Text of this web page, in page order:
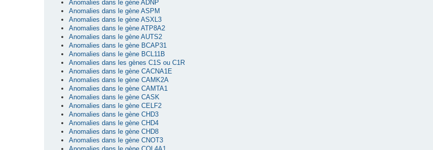
Anomalies dans le gène ADNP
Anomalies dans le gène ASPM
Anomalies dans le gène ASXL3
Anomalies dans le gène ATP8A2
Anomalies dans le gène AUTS2
Anomalies dans le gène BCAP31
Anomalies dans le gène BCL11B
Anomalies dans les gènes C1S ou C1R
Anomalies dans le gène CACNA1E
Anomalies dans le gène CAMK2A
Anomalies dans le gène CAMTA1
Anomalies dans le gène CASK
Anomalies dans le gène CELF2
Anomalies dans le gène CHD3
Anomalies dans le gène CHD4
Anomalies dans le gène CHD8
Anomalies dans le gène CNOT3